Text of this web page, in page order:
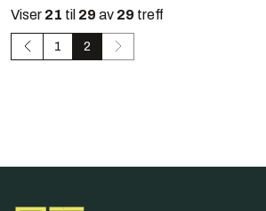
Viser 21 til 29 av 29 treff
1 2